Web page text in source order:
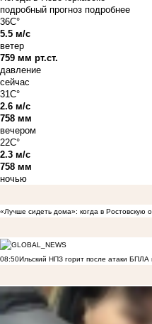
подробный прогноз подробнее
36C°
5.5 м/с
ветер
759 мм рт.ст.
давление
сейчас
31C°
2.6 м/с
758 мм
вечером
22C°
2.3 м/с
758 мм
ночью
«Лучше сидеть дома»: когда в Ростовскую
08:50Ильский НПЗ горит после атаки БПЛА